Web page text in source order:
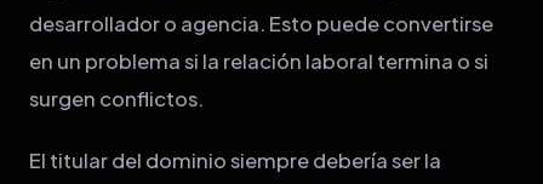
desarrollador o agencia. Esto puede convertirse
en un problema si la relación laboral termina o si
surgen conflictos.
El titular del dominio siempre debería ser la